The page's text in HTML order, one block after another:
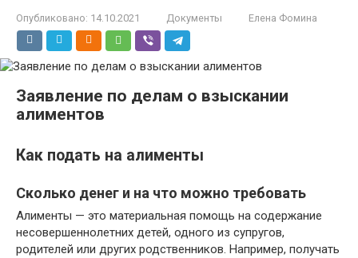
Опубликовано: 14.10.2021 Документы Елена Фомина
Заявление по делам о взыскании
алиментов
Как подать на алименты
Сколько денег и на что можно требовать
Алименты — это материальная помощь на содержание
несовершеннолетних детей, одного из супругов,
родителей или других родственников. Например, получать